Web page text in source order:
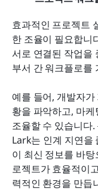
효과적인 프로젝트
한 조율이 필요합니
서로 연결된 작업을
부서 간 워크플로를
예를 들어, 개발자
황을 파악하고, 마
조율할 수 있습니다
Lark는 인계 지연을
이 최신 정보를 바
로젝트가 효율적이
력적인 환경을 만듭